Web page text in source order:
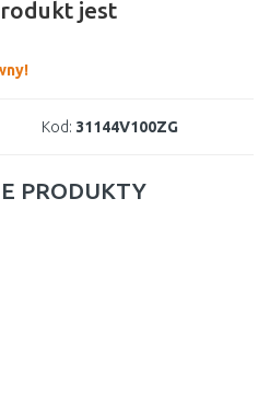
jest
Kod: 31144V100ZG
PRODUKTY